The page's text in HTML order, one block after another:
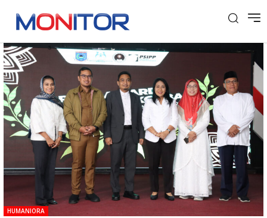
Tag: Kampus ITBAD Jakarta
HUMANIORA